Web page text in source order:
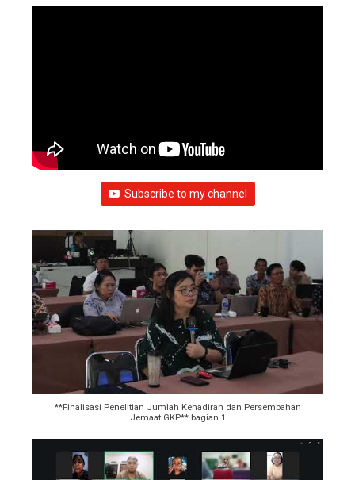
Subscribe to my channel
**Finalisasi Penelitian Jumlah Kehadiran dan Persembahan
Jemaat GKP** bagian 1